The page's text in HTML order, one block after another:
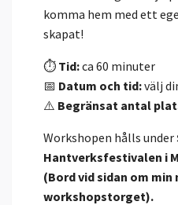
komma hem med ett
skapat!
⏱ Tid:ca 60 minuter
📅 Datum och tid:välj
⚠️ Begränsat antal
Workshopen hålls under
Hantverksfestivalen i
(Bord vid sidan om min
workshopstorget).